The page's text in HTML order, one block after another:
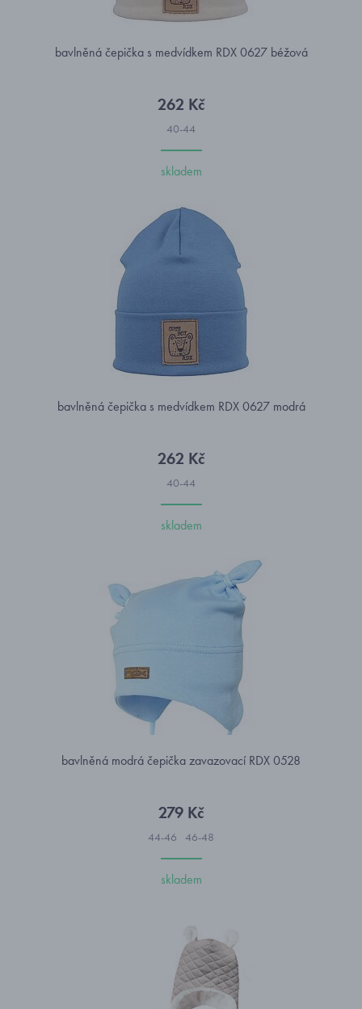
bavlněná čepička s medvídkem RDX 0627 béžová
262 Kč
40-44
skladem
bavlněná čepička s medvídkem RDX 0627 modrá
262 Kč
40-44
skladem
bavlněná modrá čepička zavazovací RDX 0528
279 Kč
44-46 46-48
skladem